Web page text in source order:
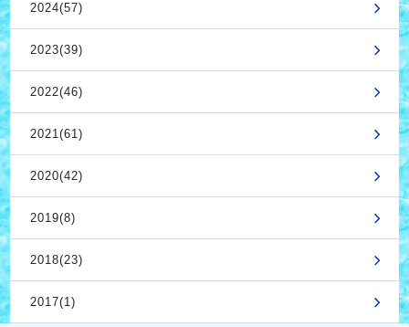
2024(57)
2023(39)
2022(46)
2021(61)
2020(42)
2019(8)
2018(23)
2017(1)